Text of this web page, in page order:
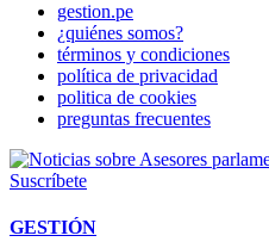
gestion.pe
¿quiénes somos?
términos y condiciones
política de privacidad
politica de cookies
preguntas frecuentes
Suscríbete
GESTIÓN